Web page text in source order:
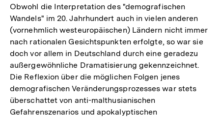
Obwohl die Interpretation des "demografischen
Wandels" im 20. Jahrhundert auch in vielen anderen
(vornehmlich westeuropäischen) Ländern nicht immer
nach rationalen Gesichtspunkten erfolgte, so war sie
doch vor allem in Deutschland durch eine geradezu
außergewöhnliche Dramatisierung gekennzeichnet.
Die Reflexion über die möglichen Folgen jenes
demografischen Veränderungsprozesses war stets
überschattet von anti-malthusianischen
Gefahrenszenarios und apokalyptischen